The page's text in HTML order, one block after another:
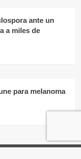
ante un
a miles de
para melanoma